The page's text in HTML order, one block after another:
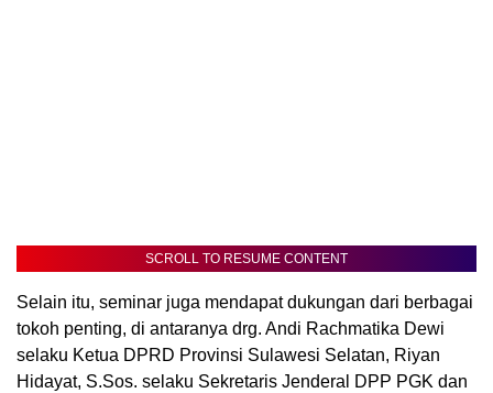
SCROLL TO RESUME CONTENT
Selain itu, seminar juga mendapat dukungan dari berbagai
tokoh penting, di antaranya drg. Andi Rachmatika Dewi
selaku Ketua DPRD Provinsi Sulawesi Selatan, Riyan
Hidayat, S.Sos. selaku Sekretaris Jenderal DPP PGK dan